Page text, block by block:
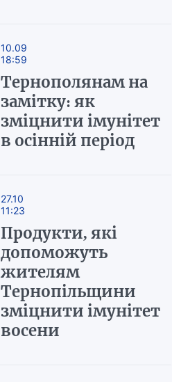
10.09
18:59
Тернополянам на
замітку: як
зміцнити імунітет
в осінній період
27.10
11:23
Продукти, які
допоможуть
жителям
Тернопільщини
зміцнити імунітет
восени